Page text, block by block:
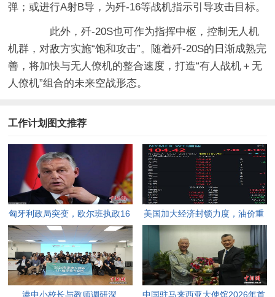
弹；或进行A射B导，为歼-16等战机指示引导攻击目标。
此外，歼-20S也可作为指挥中枢，控制无人机
机群，对敌方实施“饱和攻击”。随着歼-20S的日渐成熟完
善，将加快与无人僚机的整合速度，打造“有人战机＋无
人僚机”组合的未来空战形态。
工作计划图文推荐
匈牙利政局突变，欧尔班执政16
年终结。
美国加大经济封锁力度，油价重
返100美元高点，黄金价格急
跌，日韩主要股指开盘走低。
港中小校长与教师调研深 中国驻马来西亚大使馆2026年首